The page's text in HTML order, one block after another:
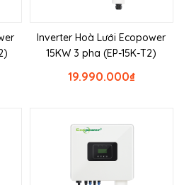
Inverter Hoà Lưới Ecopower
15KW 3 pha (EP-15K-T2)
₫
19.990.000